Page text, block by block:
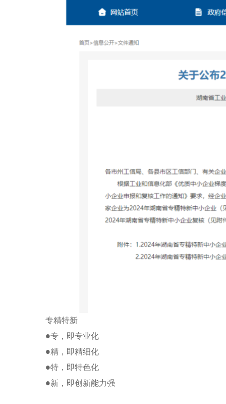
专精特新
●专，即专业化
●精，即精细化
●特，即特色化
●新，即创新能力强